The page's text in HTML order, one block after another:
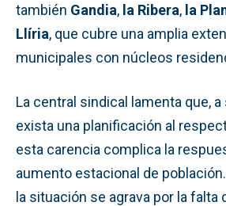
también Gandia, la Ribera, la
Llíria, que cubre una amplia
municipales con núcleos
La central sindical lamenta que, a
exista una planificación al
esta carencia complica la
aumento estacional de
la situación se agrava por la falta